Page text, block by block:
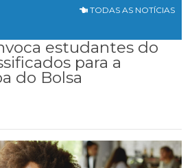
TODAS AS NOTÍCIAS
estudantes do
para a
do Bolsa